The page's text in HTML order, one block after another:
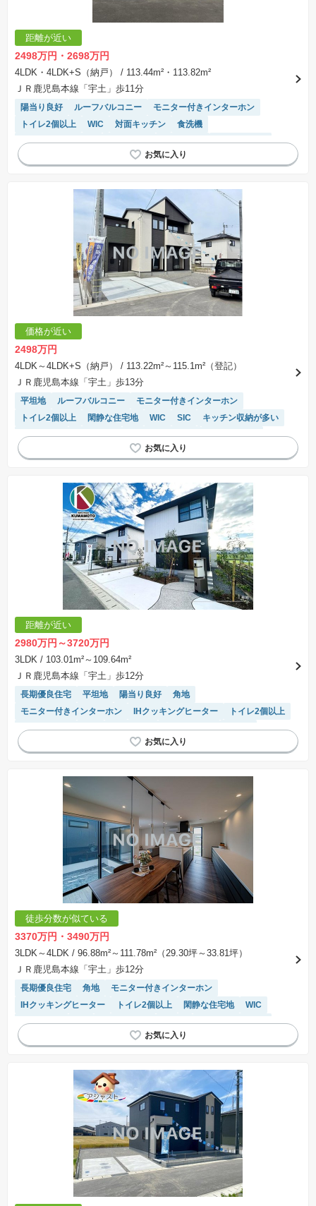
距離が近い
2498万円・2698万円
4LDK・4LDK+S（納戸）
/ 113.44m²・113.82m²
ＪＲ鹿児島本線「宇土」歩11分
陽当り良好 ルーフバルコニー
モニター付きインターホン
トイレ2個以上
WIC 対面キッチン
食洗機
キッチン収納が多い
浴室乾燥機 窓付き浴室 温水洗浄便座
価格が近い
2498万円
4LDK～4LDK+S（納戸）
/ 113.22m²～115.1m²（登記）
ＪＲ鹿児島本線「宇土」歩13分
平坦地 ルーフバルコニー
モニター付きインターホン
トイレ2個以上
閑静な住宅地 WIC SIC
キッチン収納が多い
浴室乾燥機
窓付き浴室 システムキッチン 温水洗浄便座
距離が近い
2980万円～3720万円
3LDK / 103.01m²～109.64m²
ＪＲ鹿児島本線「宇土」歩12分
長期優良住宅 平坦地 陽当り良好
角地
モニター付きインターホン
IHクッキングヒーター
トイレ2個以上
閑静な住宅地
WIC オール電化 対面キッチン
食洗機
浴室乾燥機
システムキッチン 温水洗浄便座
徒歩分数が似ている
3370万円・3490万円
3LDK～4LDK / 96.88m²～111.78m²（29.30坪～33.81坪）
ＪＲ鹿児島本線「宇土」歩12分
長期優良住宅 角地
モニター付きインターホン
IHクッキングヒーター
トイレ2個以上 閑静な住宅地
WIC
オール電化
SIC 対面キッチン 食洗機
システムキッチン
温水洗浄便座